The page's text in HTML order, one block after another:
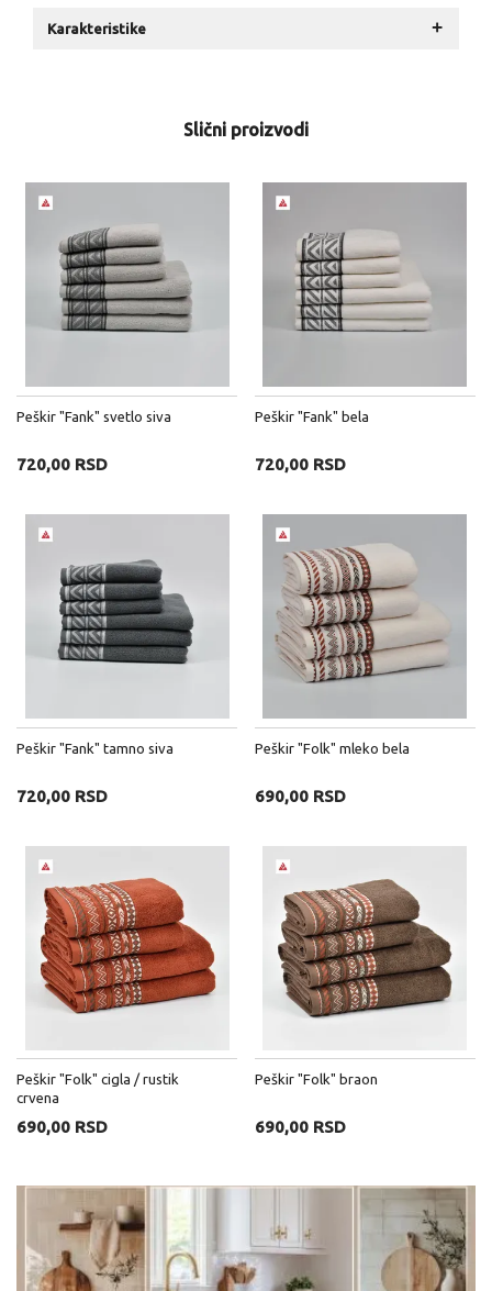
Karakteristike +
Slični proizvodi
Peškir "Fank" svetlo siva
720,00 RSD
Peškir "Fank" bela
720,00 RSD
Peškir "Fank" tamno siva
720,00 RSD
Peškir "Folk" mleko bela
690,00 RSD
Peškir "Folk" cigla / rustik
crvena
690,00 RSD
Peškir "Folk" braon
690,00 RSD